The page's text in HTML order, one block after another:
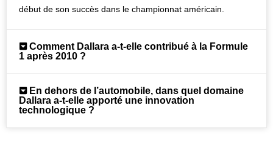
début de son succès dans le championnat américain.
Comment Dallara a-t-elle contribué à la Formule
1 après 2010 ?
En dehors de l’automobile, dans quel domaine
Dallara a-t-elle apporté une innovation
technologique ?